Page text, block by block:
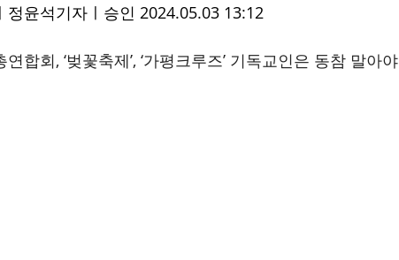
윤석기자ㅣ 승인 2024.05.03 13:12
합회, ‘벚꽃축제’, ‘가평크루즈’ 기독교인은 동참 말아야